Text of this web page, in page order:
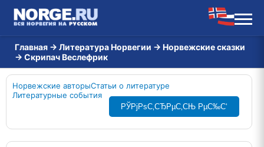
Главная → Литература Норвегии → Норвежские сказки
→ Скрипач Веслефрик
Норвежские авторыСтатьи о литературе
Литературные события
РЎРјРѕС‚СЂРµС‚СЊ РµС‰С‘